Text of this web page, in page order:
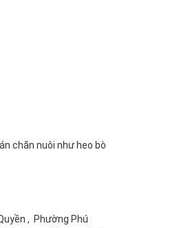
chăn nuôi như heo bò
, Phường Phú